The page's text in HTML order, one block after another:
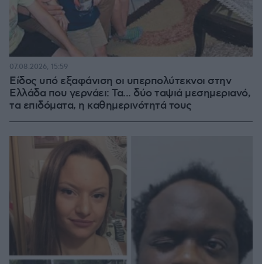
Είδος υπό εξαφάνιση οι υπερπολύτεκνοι στην
Ελλάδα που γερνάει: Τα... δύο ταψιά μεσημεριανό,
τα επιδόματα, η καθημερινότητά τους
07.08.2026, 15:59